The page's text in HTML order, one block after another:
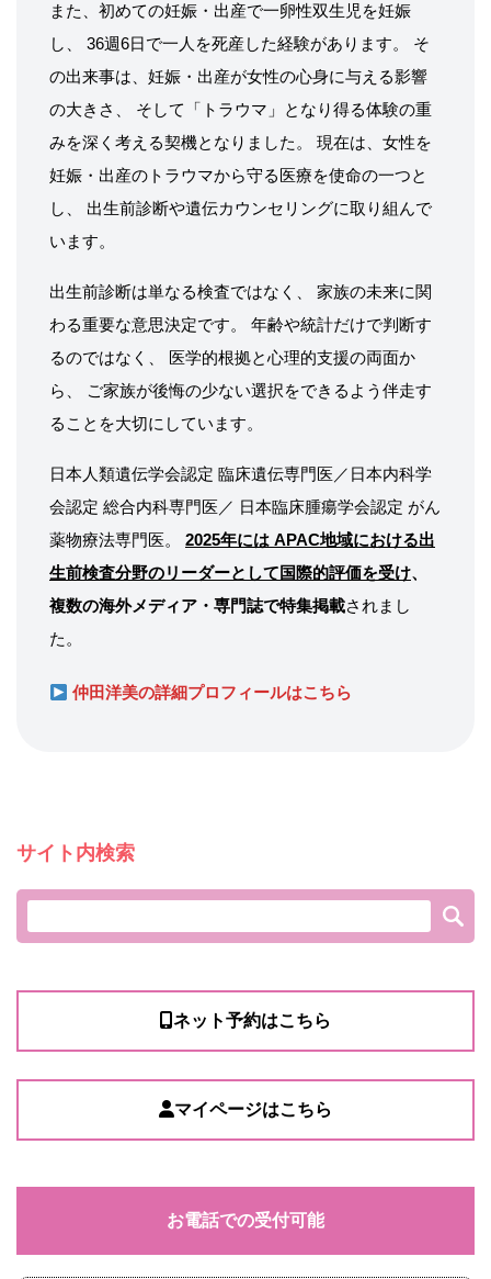
また、初めての妊娠・出産で一卵性双生児を妊娠
し、 36週6日で一人を死産した経験があります。 そ
の出来事は、妊娠・出産が女性の心身に与える影響
の大きさ、 そして「トラウマ」となり得る体験の重
みを深く考える契機となりました。 現在は、女性を
妊娠・出産のトラウマから守る医療を使命の一つと
し、 出生前診断や遺伝カウンセリングに取り組んで
います。
出生前診断は単なる検査ではなく、 家族の未来に関
わる重要な意思決定です。 年齢や統計だけで判断す
るのではなく、 医学的根拠と心理的支援の両面か
ら、 ご家族が後悔の少ない選択をできるよう伴走す
ることを大切にしています。
日本人類遺伝学会認定 臨床遺伝専門医／日本内科学
会認定 総合内科専門医／ 日本臨床腫瘍学会認定 がん
薬物療法専門医。 2025年には APAC地域における出
生前検査分野のリーダーとして国際的評価を受け、
複数の海外メディア・専門誌で特集掲載されまし
た。
仲田洋美の詳細プロフィールはこちら
サイト内検索
ネット予約はこちら
マイページはこちら
お電話での受付可能